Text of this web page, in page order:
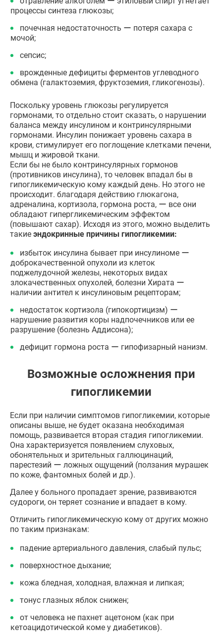
процессы синтеза глюкозы;
почечная недостаточность ー потеря сахара с
мочой;
сепсис;
врожденные дефициты ферментов углеводного
обмена (галактоземия, фруктоземия, гликогенозы).
Поскольку уровень глюкозы регулируется
гормонами, то отдельно стоит сказать, о нарушении
баланса между инсулином и контринсулярными
гормонами. Инсулин понижает уровень сахара в
крови, стимулирует его поглощение клетками печени,
мышц и жировой ткани.
Если бы не было контринсулярных гормонов
(противников инсулина), то человек впадал бы в
гипогликемическую кому каждый день. Но этого не
происходит. благодаря действию глюкагона,
адреналина, кортизола, гормона роста, ー все они
обладают гипергликемическим эффектом
(повышают сахар). Исходя из этого, можно выделить
такие эндокринные причины гипогликемии:
избыток инсулина бывает при инсулиноме ー
доброкачественной опухоли из клеток
поджелудочной железы, некоторых видах
злокачественных опухолей, болезни Хирата ー
наличии антител к инсулиновым рецепторам;
недостаток кортизола (гипокортицизм) ー
нарушение развития коры надпочечников или ее
разрушение (болезнь Аддисона);
дефицит гормона роста ー гипофизарный нанизм.
Возможные осложнения при
гипогликемии
Если при наличии симптомов гипогликемии, которые
описаны выше, не будет оказана необходимая
помощь, развивается вторая стадия гипогликемии.
Она характеризуется появлением слуховых,
обонятельных и зрительных галлюцинаций,
парестезий ー ложных ощущений (ползания мурашек
по коже, фантомных болей и др.).
Далее у больного пропадает зрение, развиваются
судороги, он теряет сознание и впадает в кому.
Отличить гипогликемическую кому от других можно
по таким признакам:
падение артериального давления, слабый пульс;
поверхностное дыхание;
кожа бледная, холодная, влажная и липкая;
тонус глазных яблок снижен;
от человека не пахнет ацетоном (как при
кетоацидотической коме у диабетиков).